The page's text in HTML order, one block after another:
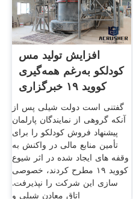
افزایش تولید مس
کودلکو به‌رغم همه‌گیری
کووید ۱۹ خبرگزاری
گفتنی است دولت شیلی پس از
آنکه گروهی از نمایندگان پارلمان
پیشنهاد فروش کودلکو را برای
تأمین منابع مالی در واکنش به
وقفه های ایجاد شده در اثر شیوع
کووید ۱۹ مطرح کردند، خصوصی
سازی این شرکت را نپذیرفت.
اتاق معادن شیلی و